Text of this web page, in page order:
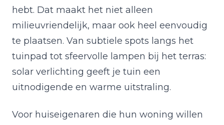
hebt. Dat maakt het niet alleen
milieuvriendelijk, maar ook heel eenvoudig
te plaatsen. Van subtiele spots langs het
tuinpad tot sfeervolle lampen bij het terras:
solar verlichting geeft je tuin een
uitnodigende en warme uitstraling.
Voor huiseigenaren die hun woning willen